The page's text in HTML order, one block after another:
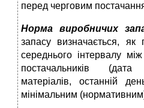
перед черговим
Норма виробничих
запасу визначається,
середнього інтервалу
постачальників
матеріалів, останній
мінімальним